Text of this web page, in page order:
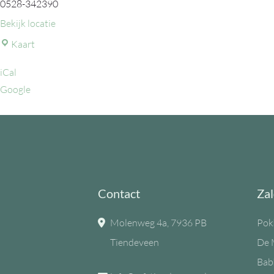
0528-342390
Bekijk locatie
Kaart
iCal
Google
Contact
Molenweg 4a, 7936 PB
Tiendeveen
De